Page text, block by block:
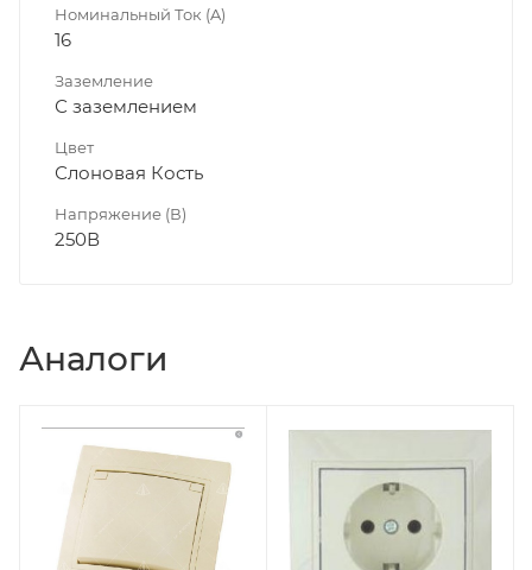
Номинальный Ток (A)
16
Заземление
С заземлением
Цвет
Слоновая Кость
Напряжение (В)
250В
Аналоги